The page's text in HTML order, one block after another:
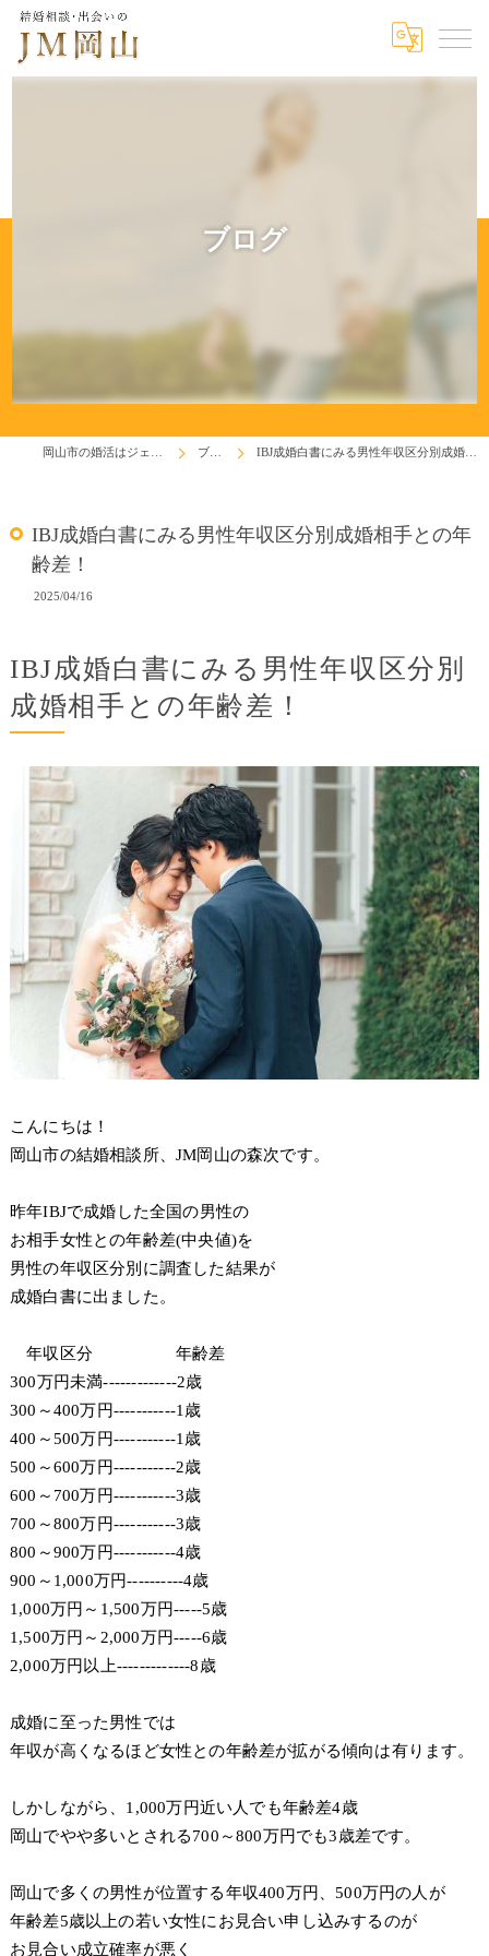
ブログ
ブログ IBJ成婚白書にみる男性年収区分別成婚相手との年齢差！
IBJ成婚白書にみる男性年収区分別成婚相手との年
齢差！
2025/04/16
IBJ成婚白書にみる男性年収区分別
成婚相手との年齢差！
こんにちは！
岡山市の結婚相談所、JM岡山の森次です。
昨年IBJで成婚した全国の男性の
お相手女性との年齢差(中央値)を
男性の年収区分別に調査した結果が
成婚白書に出ました。
年収区分 年齢差
300万円未満-------------2歳
300～400万円-----------1歳
400～500万円-----------1歳
500～600万円-----------2歳
600～700万円-----------3歳
700～800万円-----------3歳
800～900万円-----------4歳
900～1,000万円----------4歳
1,000万円～1,500万円-----5歳
1,500万円～2,000万円-----6歳
2,000万円以上-------------8歳
成婚に至った男性では
年収が高くなるほど女性との年齢差が拡がる傾向は有ります。
しかしながら、1,000万円近い人でも年齢差4歳
岡山でやや多いとされる700～800万円でも3歳差です。
岡山で多くの男性が位置する年収400万円、500万円の人が
年齢差5歳以上の若い女性にお見合い申し込みするのが
お見合い成立確率が悪く